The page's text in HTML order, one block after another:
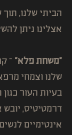
הביתי שלנו,
אצלינו ניתן
"משחת פלא" –
שלנו וצמחי
בעיות העור
דרמטיטיס,
אינטימיים